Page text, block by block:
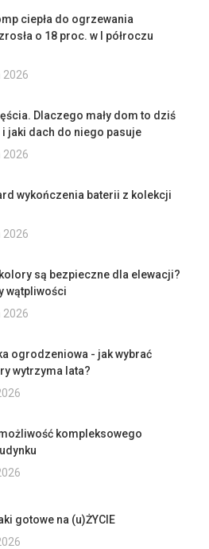
ciepła do ogrzewania
o 18 proc. w I półroczu
2026
Dlaczego mały dom to dziś
i jaki dach do niego pasuje
2026
wykończenia baterii z kolekcji
2026
są bezpieczne dla elewacji?
wątpliwości
2026
ogrodzeniowa - jak wybrać
wytrzyma lata?
kompleksowego
gotowe na (u)ŻYCIE